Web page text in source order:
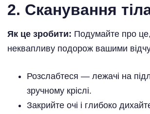
2. Сканування
Як це зробити: Подумайте про
неквапливу подорож вашими
Розслабтеся — лежачі на
зручному кріслі.
Закрийте очі і глибоко